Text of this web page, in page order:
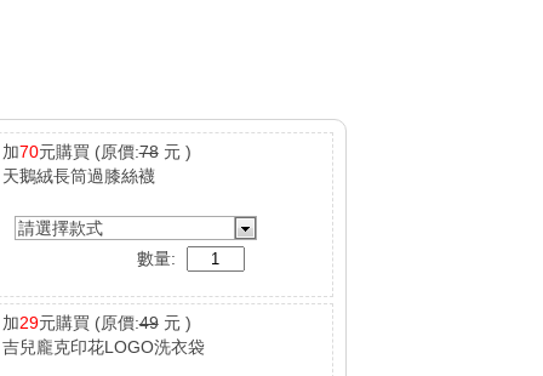
加70元購買 (原價:78元 )
天鵝絨長筒過膝絲襪
請選擇款式
數量:
加29元購買 (原價:49元 )
吉兒龐克印花LOGO洗衣袋